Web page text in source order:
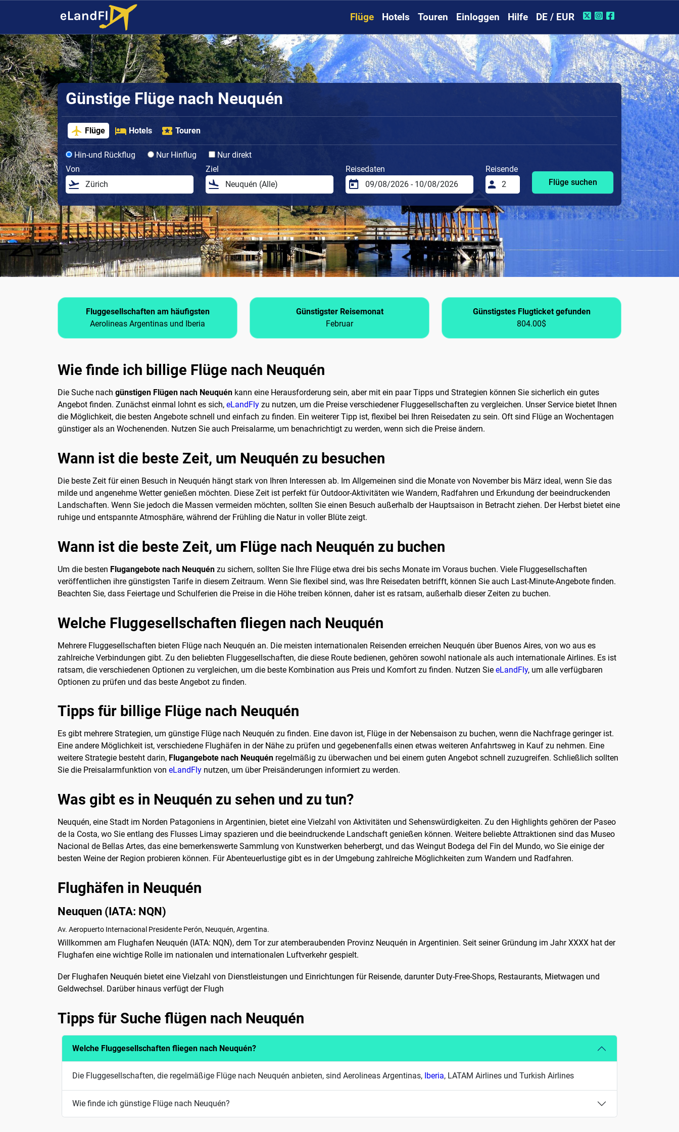
Flüge Hotels Touren Einloggen Hilfe DE / EUR
Günstige Flüge nach Neuquén
Flüge Hotels Touren
Hin-und Rückflug Nur Hinflug
Nur direkt
Von
Ziel Reisedaten
Reisende
Flüge suchen
Fluggesellschaften am häufigsten
Aerolineas Argentinas und Iberia
Günstigster Reisemonat
Februar
Günstigstes Flugticket gefunden
804.00$
Wie finde ich billige Flüge nach Neuquén
Die Suche nach günstigen Flügen nach Neuquén kann eine Herausforderung sein, aber mit ein paar Tipps und Strategien können Sie sicherlich ein gutes
Angebot finden. Zunächst einmal lohnt es sich, eLandFly zu nutzen, um die Preise verschiedener Fluggesellschaften zu vergleichen. Unser Service bietet Ihnen
die Möglichkeit, die besten Angebote schnell und einfach zu finden. Ein weiterer Tipp ist, flexibel bei Ihren Reisedaten zu sein. Oft sind Flüge an Wochentagen
günstiger als an Wochenenden. Nutzen Sie auch Preisalarme, um benachrichtigt zu werden, wenn sich die Preise ändern.
Wann ist die beste Zeit, um Neuquén zu besuchen
Die beste Zeit für einen Besuch in Neuquén hängt stark von Ihren Interessen ab. Im Allgemeinen sind die Monate von November bis März ideal, wenn Sie das
milde und angenehme Wetter genießen möchten. Diese Zeit ist perfekt für Outdoor-Aktivitäten wie Wandern, Radfahren und Erkundung der beeindruckenden
Landschaften. Wenn Sie jedoch die Massen vermeiden möchten, sollten Sie einen Besuch außerhalb der Hauptsaison in Betracht ziehen. Der Herbst bietet eine
ruhige und entspannte Atmosphäre, während der Frühling die Natur in voller Blüte zeigt.
Wann ist die beste Zeit, um Flüge nach Neuquén zu buchen
Um die besten Flugangebote nach Neuquén zu sichern, sollten Sie Ihre Flüge etwa drei bis sechs Monate im Voraus buchen. Viele Fluggesellschaften
veröffentlichen ihre günstigsten Tarife in diesem Zeitraum. Wenn Sie flexibel sind, was Ihre Reisedaten betrifft, können Sie auch Last-Minute-Angebote finden.
Beachten Sie, dass Feiertage und Schulferien die Preise in die Höhe treiben können, daher ist es ratsam, außerhalb dieser Zeiten zu buchen.
Welche Fluggesellschaften fliegen nach Neuquén
Mehrere Fluggesellschaften bieten Flüge nach Neuquén an. Die meisten internationalen Reisenden erreichen Neuquén über Buenos Aires, von wo aus es
zahlreiche Verbindungen gibt. Zu den beliebten Fluggesellschaften, die diese Route bedienen, gehören sowohl nationale als auch internationale Airlines. Es ist
ratsam, die verschiedenen Optionen zu vergleichen, um die beste Kombination aus Preis und Komfort zu finden. Nutzen Sie eLandFly, um alle verfügbaren
Optionen zu prüfen und das beste Angebot zu finden.
Tipps für billige Flüge nach Neuquén
Es gibt mehrere Strategien, um günstige Flüge nach Neuquén zu finden. Eine davon ist, Flüge in der Nebensaison zu buchen, wenn die Nachfrage geringer ist.
Eine andere Möglichkeit ist, verschiedene Flughäfen in der Nähe zu prüfen und gegebenenfalls einen etwas weiteren Anfahrtsweg in Kauf zu nehmen. Eine
weitere Strategie besteht darin, Flugangebote nach Neuquén regelmäßig zu überwachen und bei einem guten Angebot schnell zuzugreifen. Schließlich sollten
Sie die Preisalarmfunktion von eLandFly nutzen, um über Preisänderungen informiert zu werden.
Was gibt es in Neuquén zu sehen und zu tun?
Neuquén, eine Stadt im Norden Patagoniens in Argentinien, bietet eine Vielzahl von Aktivitäten und Sehenswürdigkeiten. Zu den Highlights gehören der Paseo
de la Costa, wo Sie entlang des Flusses Limay spazieren und die beeindruckende Landschaft genießen können. Weitere beliebte Attraktionen sind das Museo
Nacional de Bellas Artes, das eine bemerkenswerte Sammlung von Kunstwerken beherbergt, und das Weingut Bodega del Fin del Mundo, wo Sie einige der
besten Weine der Region probieren können. Für Abenteuerlustige gibt es in der Umgebung zahlreiche Möglichkeiten zum Wandern und Radfahren.
Flughäfen in Neuquén
Neuquen (IATA: NQN)
Av. Aeropuerto Internacional Presidente Perón, Neuquén, Argentina.
Willkommen am Flughafen Neuquén (IATA: NQN), dem Tor zur atemberaubenden Provinz Neuquén in Argentinien. Seit seiner Gründung im Jahr XXXX hat der
Flughafen eine wichtige Rolle im nationalen und internationalen Luftverkehr gespielt.
Der Flughafen Neuquén bietet eine Vielzahl von Dienstleistungen und Einrichtungen für Reisende, darunter Duty-Free-Shops, Restaurants, Mietwagen und
Geldwechsel. Darüber hinaus verfügt der Flugh
Tipps für Suche flügen nach Neuquén
Welche Fluggesellschaften fliegen nach Neuquén?
Die Fluggesellschaften, die regelmäßige Flüge nach Neuquén anbieten, sind Aerolineas Argentinas, Iberia, LATAM Airlines und Turkish Airlines
Wie finde ich günstige Flüge nach Neuquén?